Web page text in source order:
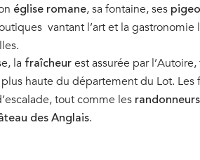
église romane, sa fontaine, ses
vantant l’art et la gastronomie
la fraîcheur est assurée par
haute du département du Lot. Les
tout comme les randonneurs
des Anglais.